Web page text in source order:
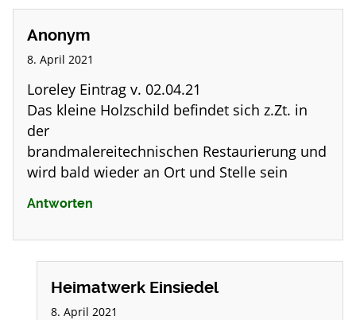
Anonym
8. April 2021
Loreley Eintrag v. 02.04.21
Das kleine Holzschild befindet sich z.Zt. in
der
brandmalereitechnischen Restaurierung und
wird bald wieder an Ort und Stelle sein
Antworten
Heimatwerk Einsiedel
8. April 2021